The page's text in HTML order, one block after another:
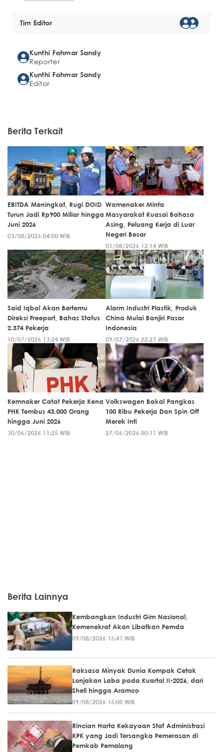
Tim Editor
Kunthi Fahmar Sandy
Reporter
Kunthi Fahmar Sandy
Editor
Berita Terkait
EBITDA Meningkat, Rugi DOID
Turun Jadi Rp900 Miliar hingga
Juni 2026
03/08/2026 04:00 WIB
Wamenaker Minta
Masyarakat Kuasai Bahasa
Asing, Peluang Kerja di Luar
Negeri Besar
01/08/2026 12:14 WIB
Said Iqbal Akan Bertemu
Direksi Freeport, Bahas Status
2.374 Pekerja
10/07/2026 13:24 WIB
Alarm Industri Plastik, Produk
China Mulai Banjiri Pasar
Indonesia
09/07/2026 22:27 WIB
Kemnaker Catat Pekerja Kena
PHK Tembus 43.000 Orang
hingga Juni 2026
30/06/2026 11:25 WIB
Volkswagen Bakal Pangkas
100 Ribu Pekerja Dan Spin Off
Merek Inti
27/06/2026 00:11 WIB
Berita Lainnya
Kembangkan Industri Gim Nasional,
Kemenekraf Akan Libatkan Pemda
09/08/2026 15:41 WIB
Raksasa Minyak Dunia Kompak Cetak
Lonjakan Laba pada Kuartal II-2026, dari
Shell hingga Aramco
09/08/2026 15:00 WIB
Rincian Harta Kekayaan Staf Administrasi
KPK yang Jadi Tersangka Pemerasan di
Pemkab Pemalang